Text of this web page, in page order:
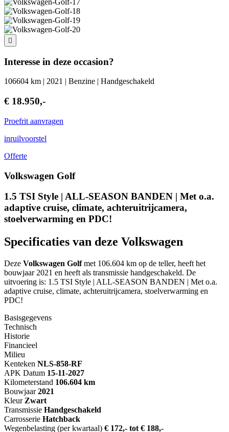
Interesse in deze occasion?
106604 km | 2021 | Benzine | Handgeschakeld
€ 18.950,-
Proefrit aanvragen
inruilvoorstel
Offerte
Volkswagen Golf
1.5 TSI Style | ALL-SEASON BANDEN | Met o.a.
adaptive cruise, climate, achteruitrijcamera,
stoelverwarming en PDC!
Specificaties van deze Volkswagen
Deze Volkswagen Golfmet 106.604 km op de teller, heeft het
bouwjaar 2021 en heeft als transmissie handgeschakeld. De
uitvoering is: 1.5 TSI Style | ALL-SEASON BANDEN | Met o.a.
adaptive cruise, climate, achteruitrijcamera, stoelverwarming en
PDC!
Basisgegevens
Technisch
Historie
Financieel
Milieu
Kenteken NLS-858-RF
APK Datum 15-11-2027
Kilometerstand 106.604 km
Bouwjaar 2021
Kleur Zwart
Transmissie Handgeschakeld
Carrosserie Hatchback
Wegenbelasting (per kwartaal) € 172,- tot € 188,-